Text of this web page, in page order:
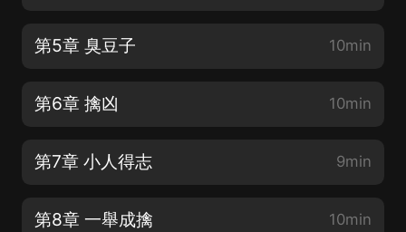
第5章 臭豆子 10min
第6章 擒凶 10min
第7章 小人得志 9min
第8章 一舉成擒 10min